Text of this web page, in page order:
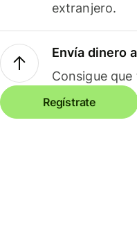
extranjero.
Envía dinero
Consigue
Regístrate